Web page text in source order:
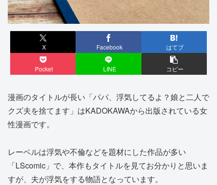
X Facebook はてブ
Pocket LINE コピー
漫画のタイトルが長い「パパ、浮気してるよ？娘と二人で
クズ夫を捨てます」はKADOKAWAから出版されている女
性漫画です。
レーベルは浮気や不倫などを題材にした作品が多い
「LScomic」で、本作もタイトルを見てお分かりと思いま
すが、夫が浮気をする物語となっています。